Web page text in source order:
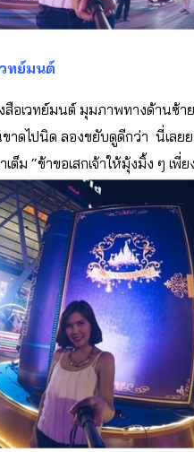
ทย์มนต์
อเวทย์มนต์ มุมภาพทางด้านซ้า
าดไปนิด ลองขยับดูดีกว่า นี่เลยย
ม “ข้าขอเสกเจ้าให้มุ้งมิ้ง ๆ เพี่ย